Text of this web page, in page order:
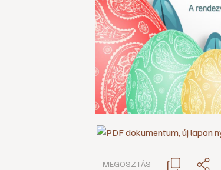
MEGOSZTÁS: